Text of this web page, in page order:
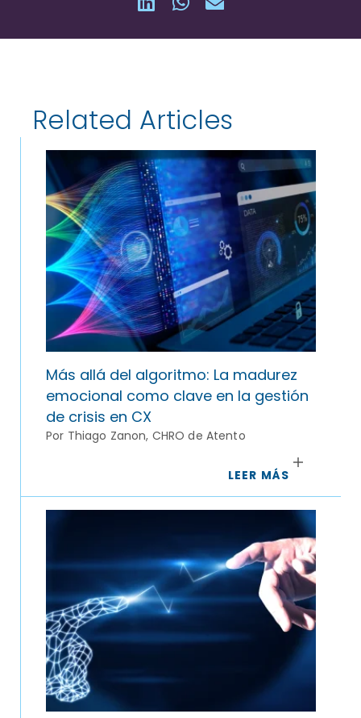
Related Articles
Más allá del algoritmo: La madurez
emocional como clave en la gestión
de crisis en CX
Por Thiago Zanon, CHRO de Atento
LEER MÁS